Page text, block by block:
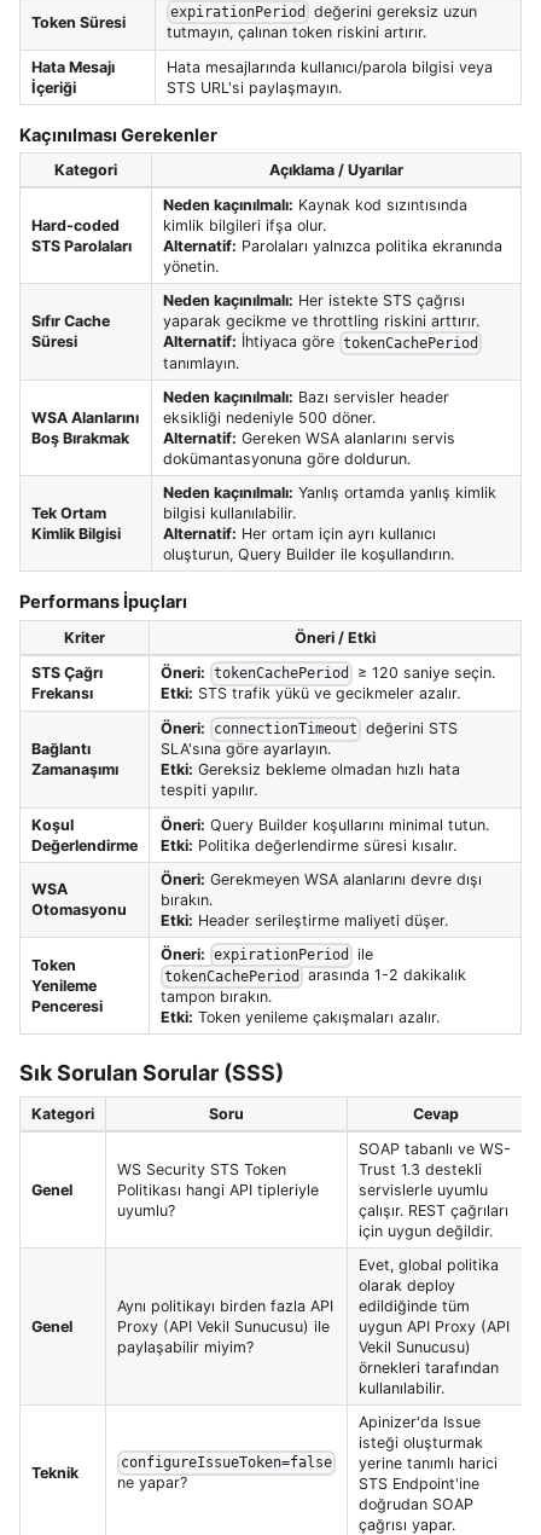
Token Süresi
expirationPeriod
değerini gereksiz uzun
tutmayın, çalınan token riskini artırır.
Hata Mesajı
İçeriği
Hata mesajlarında kullanıcı/parola bilgisi veya
STS URL'si paylaşmayın.
Kaçınılması Gerekenler
Kategori Açıklama / Uyarılar
Hard-coded
STS Parolaları
Neden kaçınılmalı: Kaynak kod sızıntısında
kimlik bilgileri ifşa olur.
Alternatif: Parolaları yalnızca politika ekranında
yönetin.
Sıfır Cache
Süresi
Neden kaçınılmalı: Her istekte STS çağrısı
yaparak gecikme ve throttling riskini arttırır.
Alternatif: İhtiyaca göre tokenCachePeriod
tanımlayın.
WSA Alanlarını
Boş Bırakmak
Neden kaçınılmalı: Bazı servisler header
eksikliği nedeniyle 500 döner.
Alternatif: Gereken WSA alanlarını servis
dokümantasyonuna göre doldurun.
Tek Ortam
Kimlik Bilgisi
Neden kaçınılmalı: Yanlış ortamda yanlış kimlik
bilgisi kullanılabilir.
Alternatif: Her ortam için ayrı kullanıcı
oluşturun, Query Builder ile koşullandırın.
Performans İpuçları
Kriter
Öneri / Etki
STS Çağrı
Frekansı
Öneri: tokenCachePeriod
≥ 120 saniye seçin.
Etki: STS trafik yükü ve gecikmeler azalır.
Bağlantı
Zamanaşımı
Öneri: connectionTimeout değerini STS
SLA'sına göre ayarlayın.
Etki: Gereksiz bekleme olmadan hızlı hata
tespiti yapılır.
Koşul
Değerlendirme
Öneri: Query Builder koşullarını minimal tutun.
Etki: Politika değerlendirme süresi kısalır.
WSA
Otomasyonu
Öneri: Gerekmeyen WSA alanlarını devre dışı
bırakın.
Etki: Header serileştirme maliyeti düşer.
Token
Yenileme
Penceresi
Öneri: expirationPeriod ile
tokenCachePeriod
arasında 1-2 dakikalık
tampon bırakın.
Etki: Token yenileme çakışmaları azalır.
Sık Sorulan Sorular (SSS)
Kategori Soru Cevap
Genel
WS Security STS Token
Politikası hangi API tipleriyle
uyumlu?
SOAP tabanlı ve WS-
Trust 1.3 destekli
servislerle uyumlu
çalışır. REST çağrıları
için uygun değildir.
Genel
Aynı politikayı birden fazla API
Proxy (API Vekil Sunucusu) ile
paylaşabilir miyim?
Evet, global politika
olarak deploy
edildiğinde tüm
uygun API Proxy (API
Vekil Sunucusu)
örnekleri tarafından
kullanılabilir.
Teknik
configureIssueToken=false
ne yapar?
Apinizer'da Issue
isteği oluşturmak
yerine tanımlı harici
STS Endpoint'ine
doğrudan SOAP
çağrısı yapar.